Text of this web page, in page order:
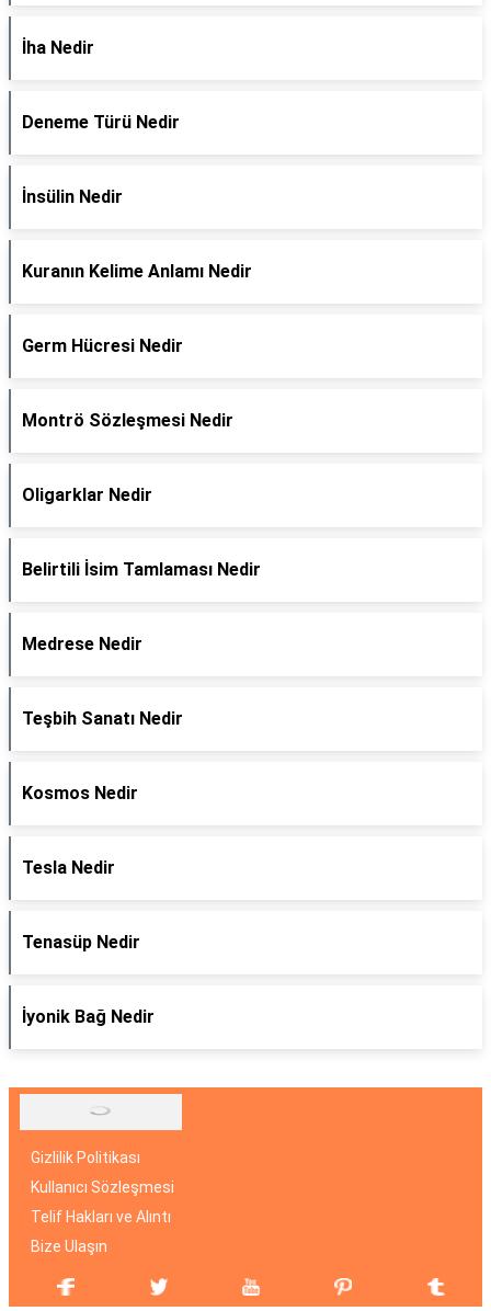
İha Nedir
Deneme Türü Nedir
İnsülin Nedir
Kuranın Kelime Anlamı Nedir
Germ Hücresi Nedir
Montrö Sözleşmesi Nedir
Oligarklar Nedir
Belirtili İsim Tamlaması Nedir
Medrese Nedir
Teşbih Sanatı Nedir
Kosmos Nedir
Tesla Nedir
Tenasüp Nedir
İyonik Bağ Nedir
Gizlilik Politikası
Kullanıcı Sözleşmesi
Telif Hakları ve Alıntı
Bize Ulaşın